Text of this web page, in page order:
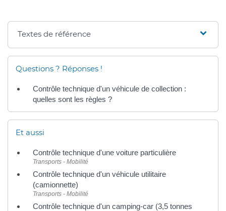
Textes de référence
Questions ? Réponses !
Contrôle technique d'un véhicule de collection :
quelles sont les règles ?
Et aussi
Contrôle technique d'une voiture particulière
Transports - Mobilité
Contrôle technique d'un véhicule utilitaire
(camionnette)
Transports - Mobilité
Contrôle technique d'un camping-car (3,5 tonnes